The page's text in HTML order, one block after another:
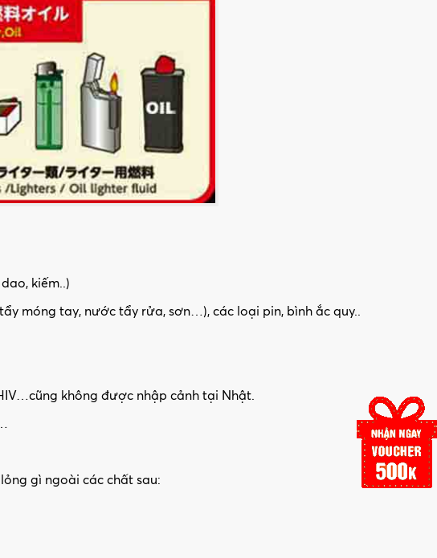
kiếm..)
móng tay, nước tẩy rửa, sơn…), các loại pin, bình ắc quy..
không được nhập cảnh tại Nhật.
gì ngoài các chất sau: